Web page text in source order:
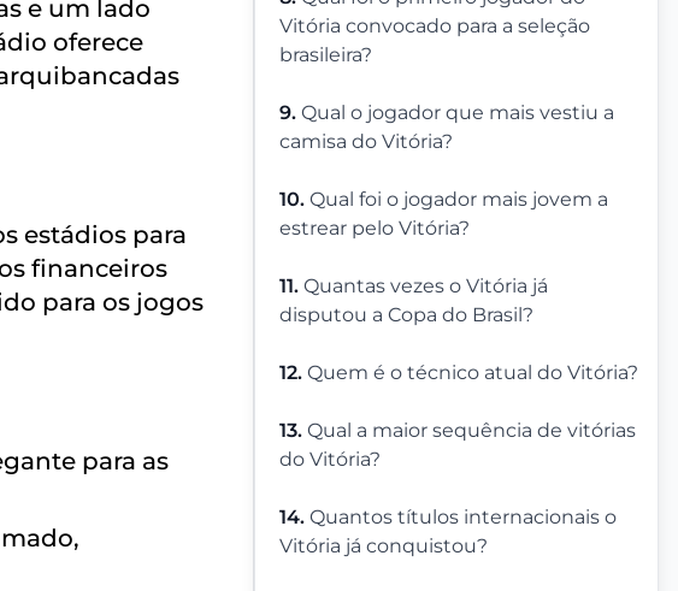
Vitória convocado para a seleção
brasileira?
9. Qual o jogador que mais vestiu a
camisa do Vitória?
10. Qual foi o jogador mais jovem a
estrear pelo Vitória?
11. Quantas vezes o Vitória já
disputou a Copa do Brasil?
12. Quem é o técnico atual do Vitória?
13. Qual a maior sequência de vitórias
do Vitória?
14. Quantos títulos internacionais o
Vitória já conquistou?
e um lado
oferece
estádios para
financeiros
para os jogos
para as